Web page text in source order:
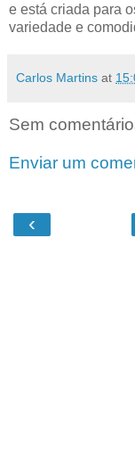
e está criada para
variedade e
Carlos Martins at
Sem
Enviar um
‹